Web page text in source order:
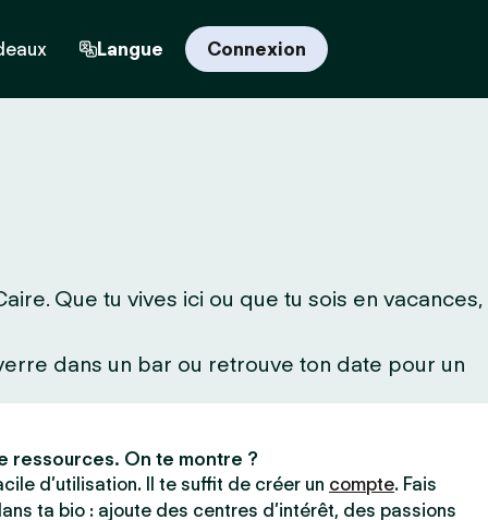
Langue Connexion
Que tu vives ici ou que tu sois en vacances,
dans un bar ou retrouve ton date pour un
ressources. On te montre ?
d’utilisation. Il te suffit de créer un compte. Fais
ta bio : ajoute des centres d’intérêt, des passions